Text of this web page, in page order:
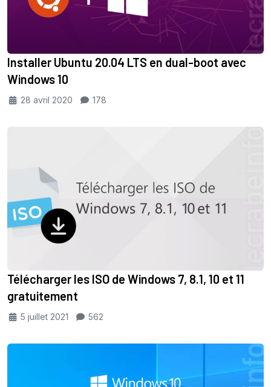
Installer Ubuntu 20.04 LTS en dual-boot avec
Windows 10
28 avril 2020 178
Télécharger les ISO de Windows 7, 8.1, 10 et 11
gratuitement
5 juillet 2021 562